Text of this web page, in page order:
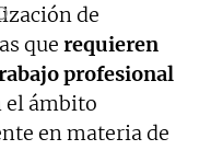
de
que requieren
profesional
el ámbito
en materia de